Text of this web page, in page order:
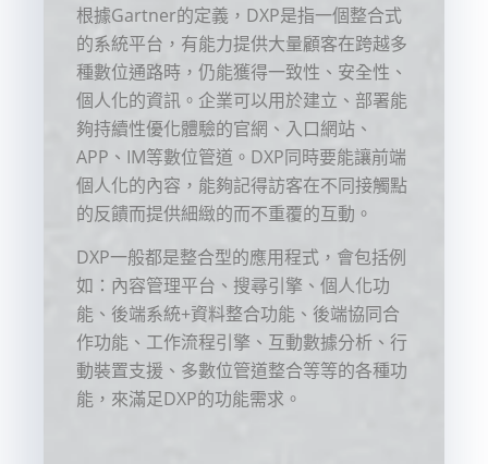
根據Gartner的定義，DXP是指一個整合式
的系統平台，有能力提供大量顧客在跨越多
種數位通路時，仍能獲得一致性、安全性、
個人化的資訊。企業可以用於建立、部署能
夠持續性優化體驗的官網、入口網站、
APP、IM等數位管道。DXP同時要能讓前端
個人化的內容，能夠記得訪客在不同接觸點
的反饋而提供細緻的而不重覆的互動。
DXP一般都是整合型的應用程式，會包括例
如：內容管理平台、搜尋引擎、個人化功
能、後端系統+資料整合功能、後端協同合
作功能、工作流程引擎、互動數據分析、行
動裝置支援、多數位管道整合等等的各種功
能，來滿足DXP的功能需求。